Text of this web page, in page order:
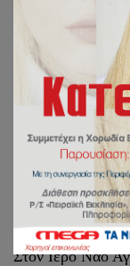
Εορτή
Στον Ιερό Ναό